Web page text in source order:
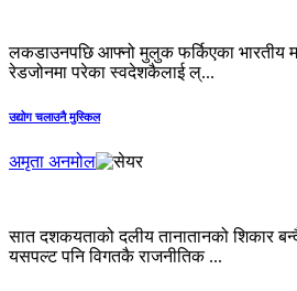
लकडाउनपछि आफ्नो मुलुक फर्किएका भारतीय
रेडजोनमा परेका स्वदेशकैलाई ल्...
उद्योग चलाउनै मुस्किल
अमृता अनमोल
सात दशकयताको दलीय तानातानको शिकार
यसपल्ट पनि विगतकै राजनीतिक ...